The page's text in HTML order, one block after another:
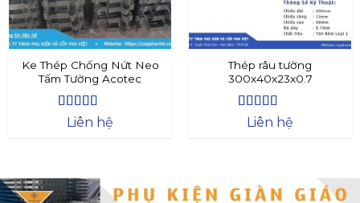
Ke Thép Chống Nứt Neo
Tấm Tường Acotec
Được xếp
Liên hệ
Thép râu tường
300x40x23x0.7
Được xếp
Liên hệ